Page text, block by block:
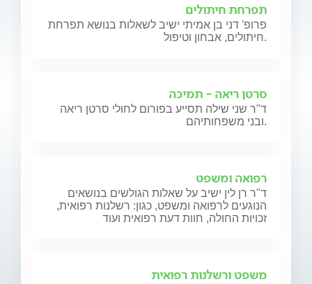
תפרחת חיתולים
פרופ' דני בן אמיתי ישיב לשאלות בנושא תפרחת
חיתולים, אבחון וטיפול.
סרטן ריאה - תמיכה
ד"ר שני שילה תסייע בפורום לחולי סרטן ריאה
ובני משפחותיהם.
רפואה ומשפט
ד"ר רן לין ישיב על שאלות הגולשים בנושאים
הנוגעים לרפואה ומשפט, כגון: רשלנות רפואית,
זכויות החולה, חוות דעת רפואית ועוד
משפט ורשלנות רפואית